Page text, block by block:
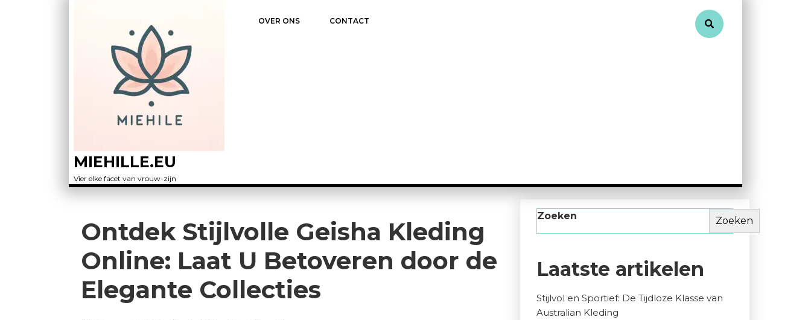
MIEHILLE.EU
Vier elke facet van vrouw-zijn
OVER ONS CONTACT
Ontdek Stijlvolle Geisha Kleding
Online: Laat U Betoveren door de
Elegante Collecties
Zoeken Zoeken
Laatste artikelen
Stijlvol en Sportief: De Tijdloze Klasse van
Australian Kleding